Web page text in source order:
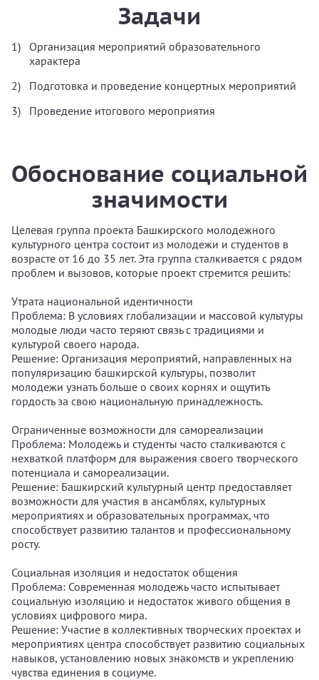
Задачи
Организация мероприятий образовательного
характера
Подготовка и проведение концертных мероприятий
Проведение итогового мероприятия
Обоснование социальной
значимости
Целевая группа проекта Башкирского молодежного
культурного центра состоит из молодежи и студентов в
возрасте от 16 до 35 лет. Эта группа сталкивается с рядом
проблем и вызовов, которые проект стремится решить:
Утрата национальной идентичности
Проблема: В условиях глобализации и массовой культуры
молодые люди часто теряют связь с традициями и
культурой своего народа.
Решение: Организация мероприятий, направленных на
популяризацию башкирской культуры, позволит
молодежи узнать больше о своих корнях и ощутить
гордость за свою национальную принадлежность.
Ограниченные возможности для самореализации
Проблема: Молодежь и студенты часто сталкиваются с
нехваткой платформ для выражения своего творческого
потенциала и самореализации.
Решение: Башкирский культурный центр предоставляет
возможности для участия в ансамблях, культурных
мероприятиях и образовательных программах, что
способствует развитию талантов и профессиональному
росту.
Социальная изоляция и недостаток общения
Проблема: Современная молодежь часто испытывает
социальную изоляцию и недостаток живого общения в
условиях цифрового мира.
Решение: Участие в коллективных творческих проектах и
мероприятиях центра способствует развитию социальных
навыков, установлению новых знакомств и укреплению
чувства единения в социуме.